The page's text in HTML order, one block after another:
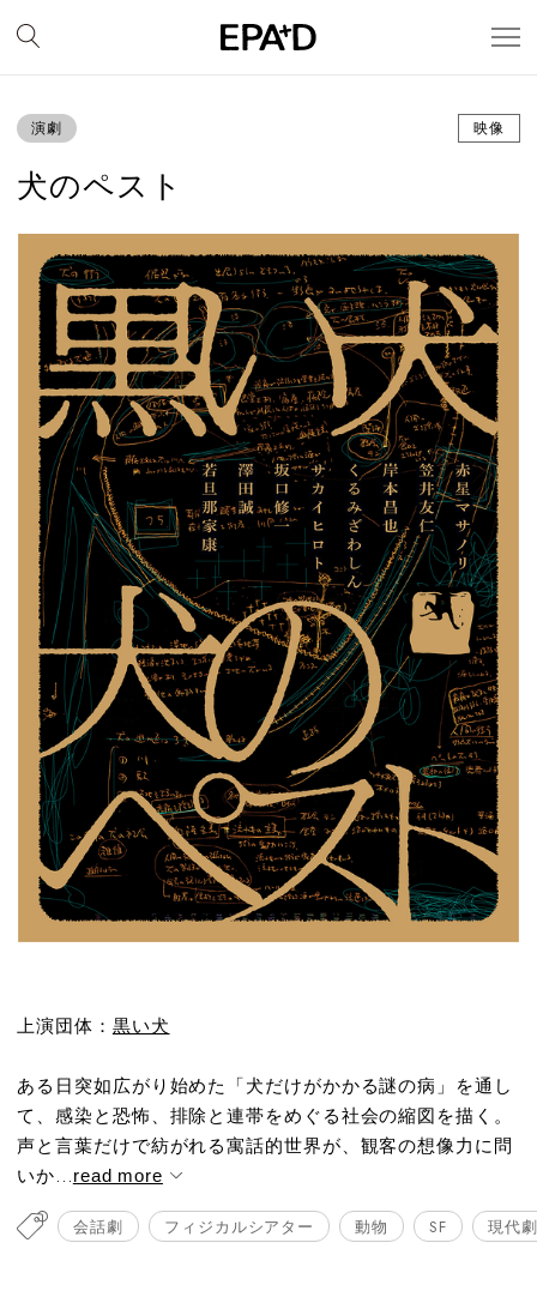
演劇 映像
犬のペスト
上演団体： 黒い犬
ある日突如広がり始めた「犬だけがかかる謎の病」を通し
て、感染と恐怖、排除と連帯をめぐる社会の縮図を描く。
声と言葉だけで紡がれる寓話的世界が、観客の想像力に問
いか...read more
会話劇 フィジカルシアター 動物 SF 現代劇